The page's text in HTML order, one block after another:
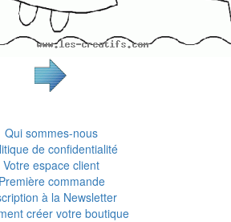
Qui sommes-nous
de confidentialité
Votre espace client
Première commande
à la Newsletter
créer votre boutique